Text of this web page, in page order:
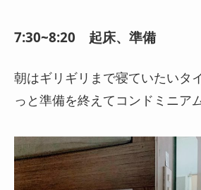
7:30~8:20 起床、準備
朝はギリギリまで寝ていたいタ
っと準備を終えてコンドミニア